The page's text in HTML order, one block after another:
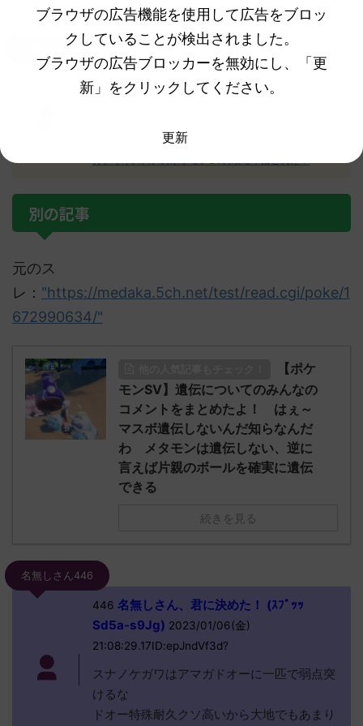
名無しさん
クワッスの人形が可愛すぎて笑ったｗｗ何持っちゃって
ガチでオススメのポケモンSVの攻略本はこれだ！
別の記事
元のス
レ： "https://medaka.5ch.net/test/read.cgi/poke/1
672990634/"
【ポケ
モンSV】遺伝についてのみんなの
コメントをまとめたよ！ はぇ～
マスボ遺伝しないんだ知らなんだ
わ メタモンは遺伝しない、逆に
言えば片親のボールを確実に遺伝
できる
続きを見る
名無しさん446
446 名無しさん、君に決めた！ (ｽﾌﾟｯｯ
Sd5a-s9Jg) 2023/01/06(金)
21:08:29.17ID:epJndVf3d?
スナノケガワはアマガドオーに一匹で弱点突
けるな
ドオー特殊耐久クソ高いから大地でもあまり
ブラウザの広告機能を使用して広告をブロッ
クしていることが検出されました。
ブラウザの広告ブロッカーを無効にし、「更
新」をクリックしてください。
更新